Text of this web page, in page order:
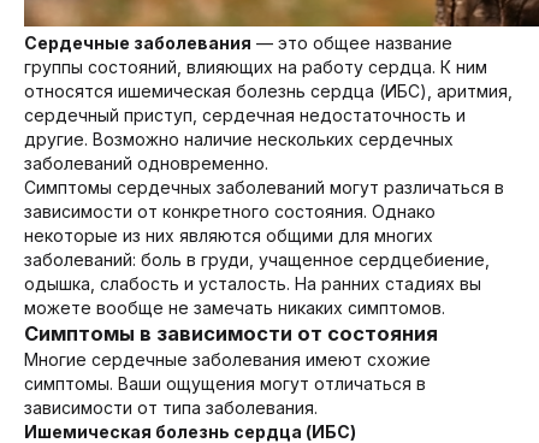
Сердечные заболевания — это общее название
группы состояний, влияющих на работу сердца. К ним
относятся ишемическая болезнь сердца (ИБС), аритмия,
сердечный приступ, сердечная недостаточность и
другие. Возможно наличие нескольких сердечных
заболеваний одновременно.
Симптомы сердечных заболеваний могут различаться в
зависимости от конкретного состояния. Однако
некоторые из них являются общими для многих
заболеваний: боль в груди, учащенное сердцебиение,
одышка, слабость и усталость. На ранних стадиях вы
можете вообще не замечать никаких симптомов.
Симптомы в зависимости от состояния
Многие сердечные заболевания имеют схожие
симптомы. Ваши ощущения могут отличаться в
зависимости от типа заболевания.
Ишемическая болезнь сердца (ИБС)